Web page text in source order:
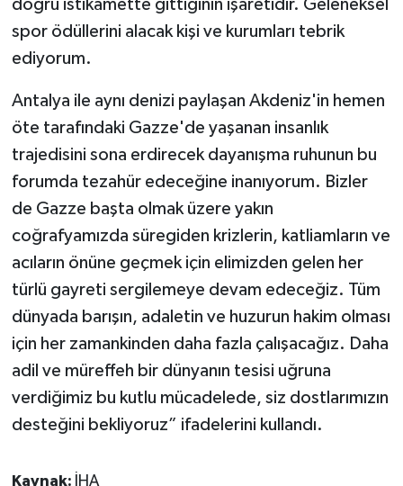
doğru istikamette gittiğinin işaretidir. Geleneksel
spor ödüllerini alacak kişi ve kurumları tebrik
ediyorum.
Antalya ile aynı denizi paylaşan Akdeniz'in hemen
öte tarafındaki Gazze'de yaşanan insanlık
trajedisini sona erdirecek dayanışma ruhunun bu
forumda tezahür edeceğine inanıyorum. Bizler
de Gazze başta olmak üzere yakın
coğrafyamızda süregiden krizlerin, katliamların ve
acıların önüne geçmek için elimizden gelen her
türlü gayreti sergilemeye devam edeceğiz. Tüm
dünyada barışın, adaletin ve huzurun hakim olması
için her zamankinden daha fazla çalışacağız. Daha
adil ve müreffeh bir dünyanın tesisi uğruna
verdiğimiz bu kutlu mücadelede, siz dostlarımızın
desteğini bekliyoruz” ifadelerini kullandı.
Kaynak: İHA